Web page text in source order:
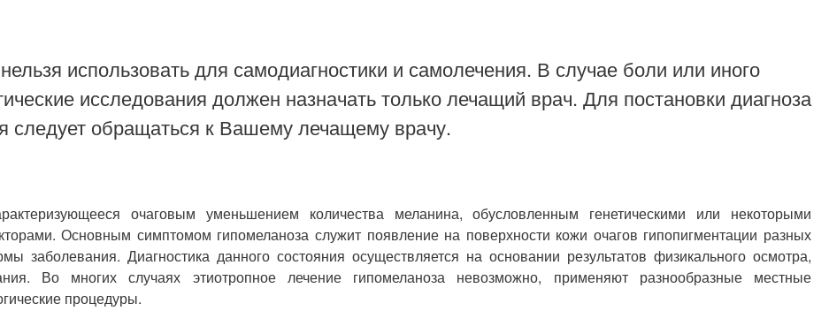
использовать для самодиагностики и самолечения. В случае боли или иного
исследования должен назначать только лечащий врач. Для постановки диагноза
следует обращаться к Вашему лечащему врачу.
очаговым уменьшением количества меланина, обусловленным генетическими или некоторыми
Основным симптомом гипомеланоза служит появление на поверхности кожи очагов гипопигментации разных
заболевания. Диагностика данного состояния осуществляется на основании результатов физикального осмотра,
Во многих случаях этиотропное лечение гипомеланоза невозможно, применяют разнообразные местные
процедуры.